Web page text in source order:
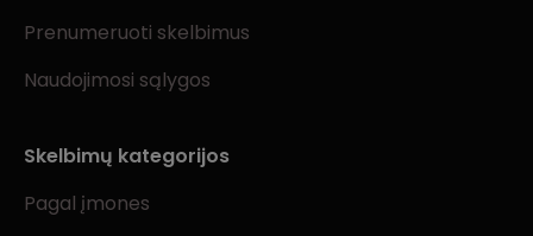
Prenumeruoti skelbimus
Naudojimosi sąlygos
Skelbimų kategorijos
Pagal įmones